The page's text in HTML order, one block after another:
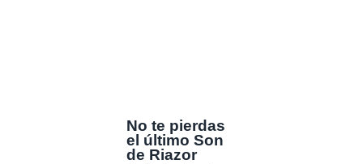
No te pierdas
el último Son
de Riazor